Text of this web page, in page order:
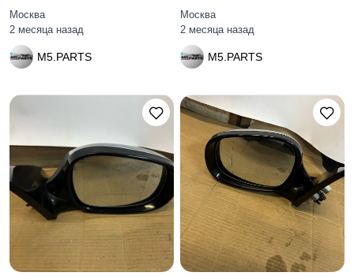
Москва
2 месяца назад
M5.PARTS
Москва
2 месяца назад
M5.PARTS